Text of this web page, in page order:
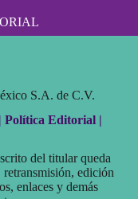
S.A. de C.V.
Política Editorial |
del titular queda
edición
enlaces y demás